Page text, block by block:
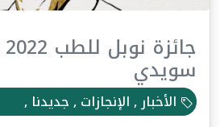
سويدي
الأخبار , الإنجازات , جديدنا ,